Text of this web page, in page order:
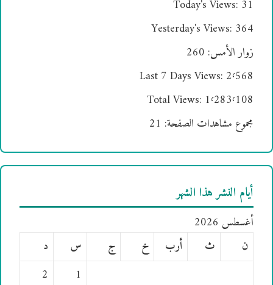
Today's Views: 31
Yesterday's Views: 364
زوار الأمس: 260
Last 7 Days Views: 2٬568
Total Views: 1٬283٬108
مجموع مشاهدات الصفحة: 21
أيام النشر هذا الشهر
أغسطس 2026
ن
ث أرب خ ج س
د
1
2